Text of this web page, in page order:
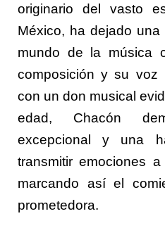
originario del vasto
México, ha dejado
mundo de la música
composición y su voz
con un don musical
edad, Chacón
excepcional y una
transmitir emociones
marcando así el
prometedora.